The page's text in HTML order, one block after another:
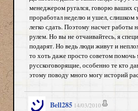
менеджером ругался, говорю ваших
проработал неделю и ушел, слишком
легко сдать. Поэтому насчет работы
рулем. Но вы не отчаивайтесь, я
подарят. Но ведь люди живут и
то хоть даже просто советом
русскоговорящие, особенно те кто
этому поводу много могу историй
Bell285 14/03/2010